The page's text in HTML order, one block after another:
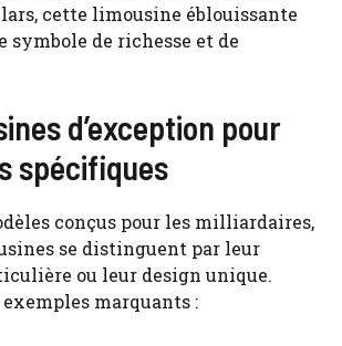
cette limousine éblouissante
symbole de richesse et de
d’exception pour
spécifiques
conçus pour les milliardaires,
se distinguent par leur
ou leur design unique.
marquants :